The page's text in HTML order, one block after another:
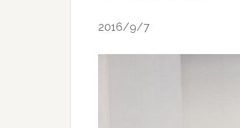
2016/9/7